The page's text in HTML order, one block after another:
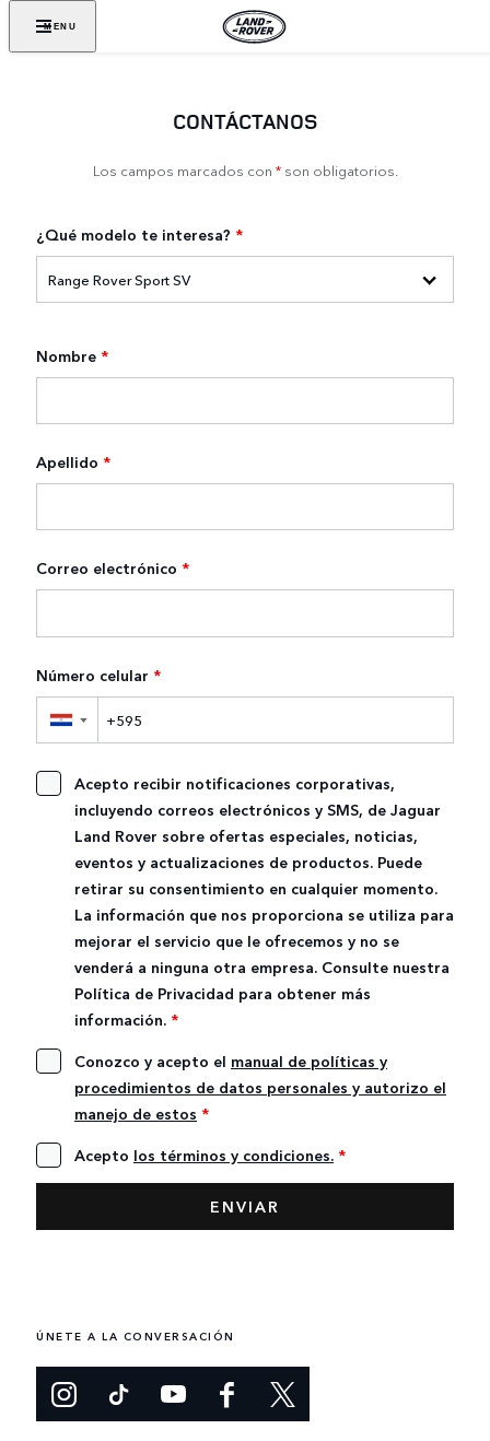
MENU
CONTÁCTANOS
Los campos marcados con *son obligatorios.
¿Qué modelo te interesa? *
Nombre *
Apellido *
Correo electrónico *
Número celular *
▼
Acepto recibir notificaciones corporativas,
incluyendo correos electrónicos y SMS, de Jaguar
Land Rover sobre ofertas especiales, noticias,
eventos y actualizaciones de productos. Puede
retirar su consentimiento en cualquier momento.
La información que nos proporciona se utiliza para
mejorar el servicio que le ofrecemos y no se
venderá a ninguna otra empresa. Consulte nuestra
Política de Privacidad para obtener más
información. *
Conozco y acepto el manual de políticas y
procedimientos de datos personales y autorizo el
manejo de estos *
Acepto los términos y condiciones. *
ÚNETE A LA CONVERSACIÓN